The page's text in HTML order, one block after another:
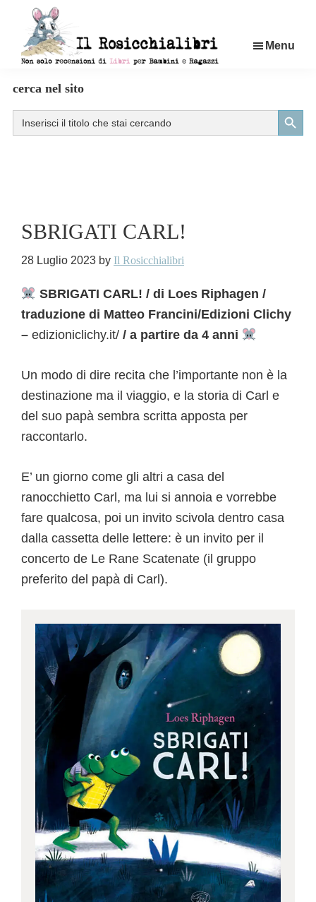
contenuto
di
libri
per
Menu
cerca nel sito
Search
for:
Search Button
SBRIGATI CARL!
28 Luglio 2023 by Il Rosicchialibri
SBRIGATI CARL! / di Loes Riphagen /
traduzione di Matteo Francini/Edizioni Clichy
– edizioniclichy.it/ / a partire da 4 anni
Un modo di dire recita che l’importante non è la
destinazione ma il viaggio, e la storia di Carl e
del suo papà sembra scritta apposta per
raccontarlo.
E’ un giorno come gli altri a casa del
ranocchietto Carl, ma lui si annoia e vorrebbe
fare qualcosa, poi un invito scivola dentro casa
dalla cassetta delle lettere: è un invito per il
concerto de Le Rane Scatenate (il gruppo
preferito del papà di Carl).